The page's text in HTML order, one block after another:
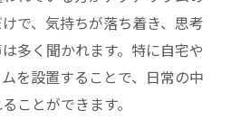
で、気持ちが落ち着き、思考
多く聞かれます。特に自宅や
を設置することで、日常の中
ことができます。